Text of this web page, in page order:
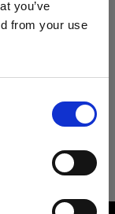
you’ve
from your use